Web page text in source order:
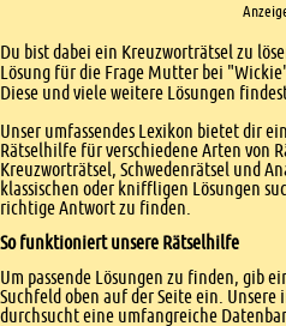
Einleitung
Du bist dabei ein Kreuzworträtsel zu
Lösung für die Frage Mutter bei
Diese und viele weitere Lösungen
Unser umfassendes Lexikon bietet dir
Rätselhilfe für verschiedene Arten von
Kreuzworträtsel, Schwedenrätsel und
klassischen oder kniffligen Lösungen
richtige Antwort zu finden.
So funktioniert unsere Rätselhilfe
Um passende Lösungen zu finden, gib
Suchfeld oben auf der Seite ein.
durchsucht eine umfangreiche